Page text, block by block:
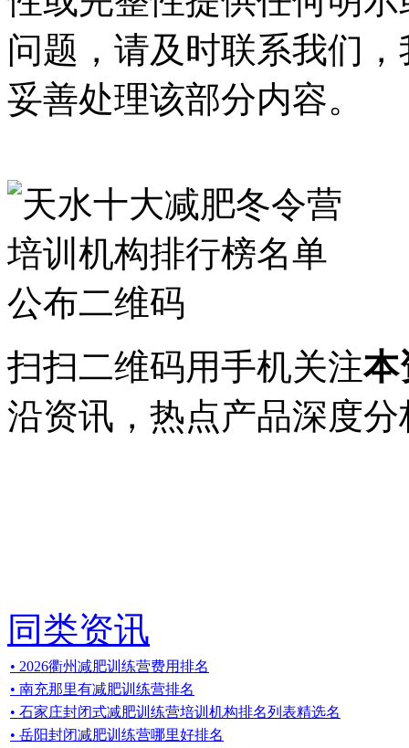
问题，请及时联系我们
妥善处理该部分内容。
扫扫二维码用手机关注本
沿资讯，热点产品深度分
同类资讯
• 2026衢州减肥训练营费用排名
• 南充那里有减肥训练营排名
• 石家庄封闭式减肥训练营培训机构排名列表精选名
• 岳阳封闭减肥训练营哪里好排名